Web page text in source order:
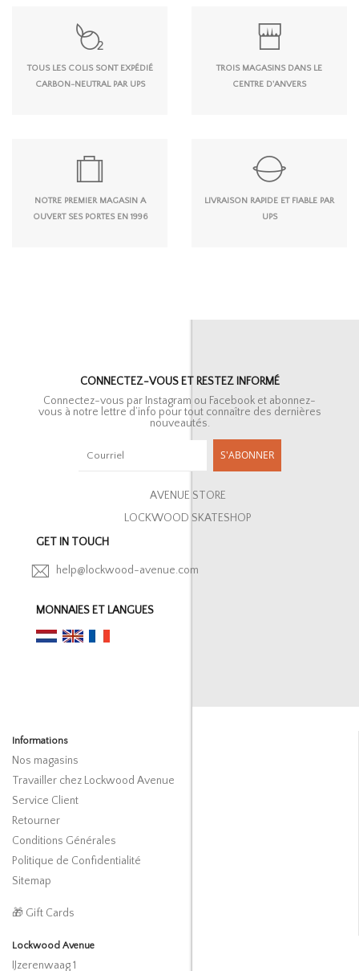
TOUS LES COLIS SONT EXPÉDIÉ
CARBON-NEUTRAL PAR UPS
TROIS MAGASINS DANS LE
CENTRE D'ANVERS
NOTRE PREMIER MAGASIN A
OUVERT SES PORTES EN 1996
LIVRAISON RAPIDE ET FIABLE PAR
UPS
CONNECTEZ-VOUS ET RESTEZ INFORMÉ
Connectez-vous par Instagram ou Facebook et abonnez-
vous à notre lettre d’info pour tout connaître des dernières
nouveautés.
S'ABONNER
AVENUE STORE
LOCKWOOD SKATESHOP
GET IN TOUCH
help@lockwood-avenue.com
MONNAIES ET LANGUES
Informations
Nos magasins
Travailler chez Lockwood Avenue
Service Client
Retourner
Conditions Générales
Politique de Confidentialité
Sitemap
🎁 Gift Cards
Lockwood Avenue
IJzerenwaag 1